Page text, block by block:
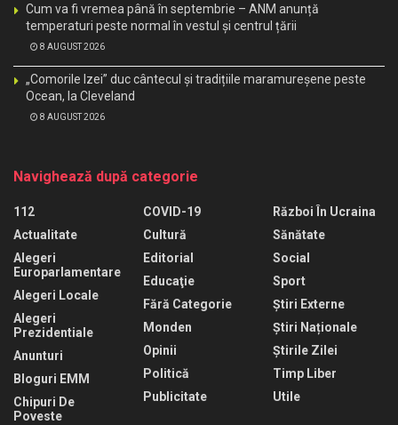
Cum va fi vremea până în septembrie – ANM anunță
temperaturi peste normal în vestul și centrul țării
8 AUGUST 2026
„Comorile Izei” duc cântecul și tradițiile maramureșene peste
Ocean, la Cleveland
8 AUGUST 2026
Navighează după categorie
112
Actualitate
Alegeri
Europarlamentare
Alegeri Locale
Alegeri
Prezidentiale
Anunturi
Bloguri EMM
Chipuri De
Poveste
COVID-19
Cultură
Editorial
Educaţie
Fără Categorie
Monden
Opinii
Politică
Publicitate
Război În Ucraina
Sănătate
Social
Sport
Știri Externe
Știri Naționale
Știrile Zilei
Timp Liber
Utile